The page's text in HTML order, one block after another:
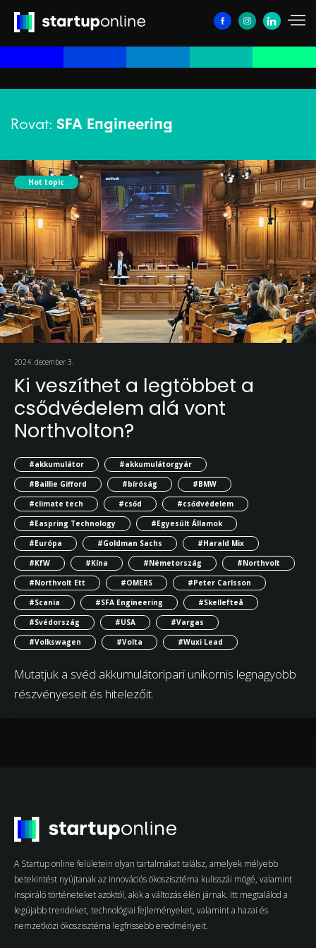
Rovat: SFA Engineering
Hot topic
2024. december 3.
Ki veszíthet a legtöbbet a
csődvédelem alá vont
Northvolton?
#akkumulátor
#akkumulátorgyár
#Baillie Gifford
#bíróság
#BMW
#climate tech
#csőd
#csődvédelem
#Easpring Technology
#Egyesült Államok
#Európa
#Goldman Sachs
#Harald Mix
#KfW
#Kína #Németország
#Northvolt
#Northvolt Ett
#OMERS
#Peter Carlsson
#Scania
#SFA Engineering
#Skellefteå
#Svédország
#USA
#Vargas
#Volkswagen
#Volta #Wuxi Lead
Mutatjuk a svéd akkumulátoripari unikornis legnagyobb
részvényeseit és hitelezőit.
A Startup online felületein olyan tartalmakat találsz, amelyek mélyebb
betekintést nyújtanak az innovációs ökoszisztéma kulisszái mögé, valamint
inspiráló történeteket azoktól, akik a változás élén járnak. Itt megtalálod a
legújabb trendeket, technológiai fejleményeket, valamint a hazai és
nemzetközi ökoszisztéma legfrissebb eredményeit.